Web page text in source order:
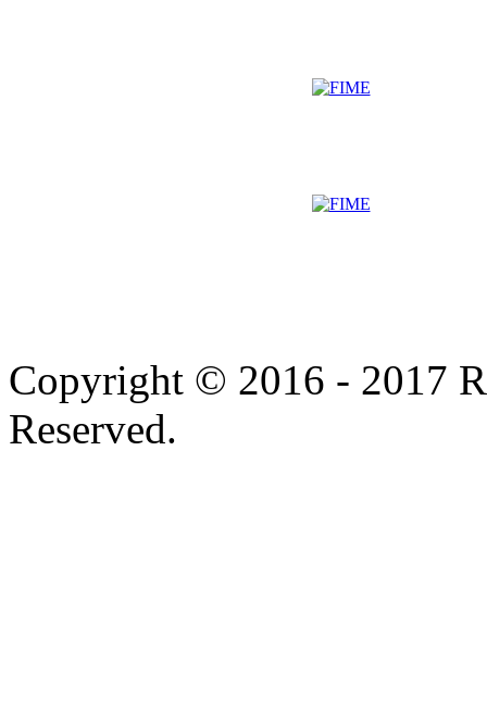
Copyright © 2016 - 2017
Reserved.